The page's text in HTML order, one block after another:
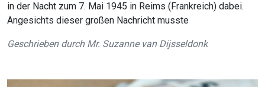
in der Nacht zum 7. Mai 1945 in Reims (Frankreich) dabei.
Angesichts dieser großen Nachricht musste
Geschrieben durch Mr. Suzanne van Dijsseldonk